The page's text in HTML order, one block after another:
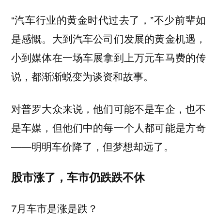
“汽车行业的黄金时代过去了，”不少前辈如
是感慨。大到汽车公司们发展的黄金机遇，
小到媒体在一场车展拿到上万元车马费的传
说，都渐渐蜕变为谈资和故事。
对普罗大众来说，他们可能不是车企，也不
是车媒，但他们中的每一个人都可能是方奇
——明明车价降了，但梦想却远了。
股市涨了，车市仍跌跌不休
7月车市是涨是跌？